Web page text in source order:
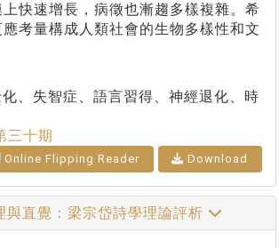
快速增長，病徵也漸趨多樣複雜。希
考量構成人類社會的生物多樣性和文
、失智症、語言習得、神經退化、時
三十期
Online Flipping Reader Download
與直覺：梁宗岱詩學理論評析